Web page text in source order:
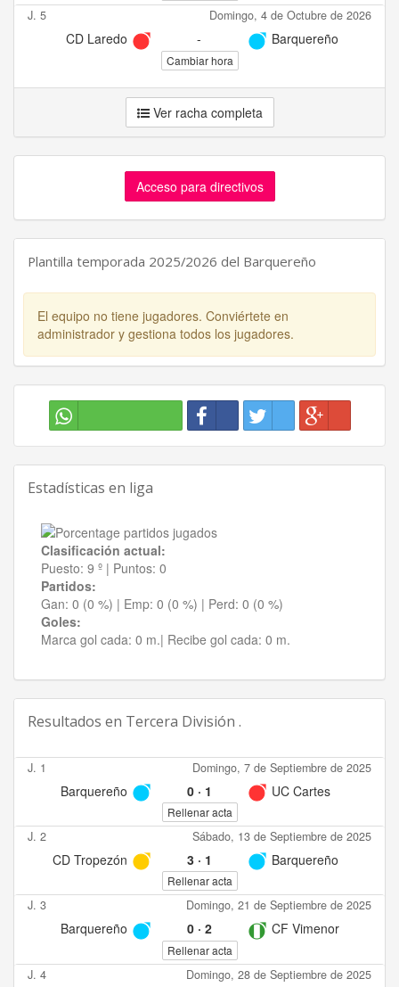
J. 5 Domingo, 4 de Octubre de 2026
CD Laredo - Barquereño
Cambiar hora
Ver racha completa
Acceso para directivos
Plantilla temporada 2025/2026 del Barquereño
El equipo no tiene jugadores. Conviértete en
administrador y gestiona todos los jugadores.
Estadísticas en liga
Clasificación actual:
Puesto: 9 º | Puntos: 0
Partidos:
Gan: 0 (0 %) | Emp: 0 (0 %) | Perd: 0 (0 %)
Goles:
Marca gol cada: 0 m.| Recibe gol cada: 0 m.
Resultados en Tercera División .
J. 1 Domingo, 7 de Septiembre de 2025
Barquereño 0· 1 UC Cartes
Rellenar acta
J. 2 Sábado, 13 de Septiembre de 2025
CD Tropezón 3· 1 Barquereño
Rellenar acta
J. 3 Domingo, 21 de Septiembre de 2025
Barquereño 0· 2 CF Vimenor
Rellenar acta
J. 4 Domingo, 28 de Septiembre de 2025